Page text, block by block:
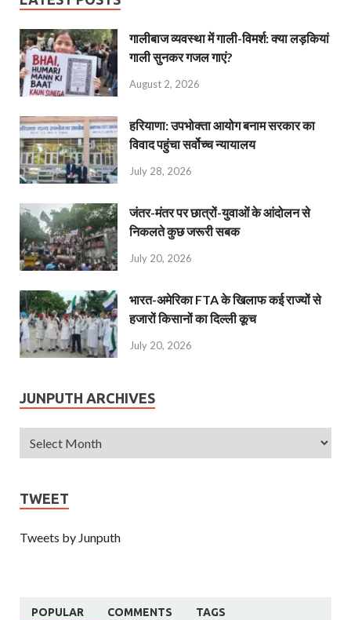
गालीबाज व्‍यवस्‍था में गाली-विमर्श: क्या लड़कियां
गाली सुनकर गजल गाएं?
August 2, 2026
हरियाणा: उपभोक्ता आयोग बनाम सरकार का
विवाद पहुंचा सर्वोच्च न्यायालय
July 28, 2026
जंतर-मंतर पर छात्रों-युवाओं के आंदोलन से
निकलते कुछ जरूरी सबक
July 20, 2026
भारत-अमेरिका FTA के खिलाफ कई राज्यों से
हजारों किसानों का दिल्ली कूच
July 20, 2026
JUNPUTH ARCHIVES
TWEET
Tweets by Junputh
POPULAR COMMENTS TAGS